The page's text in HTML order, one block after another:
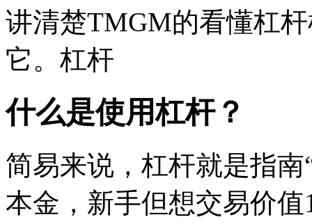
讲清楚TMGM的看懂杠
它。杠杆
什么是使用杠杆？
简易来说，杠杆就是指
本金，新手但想交易价